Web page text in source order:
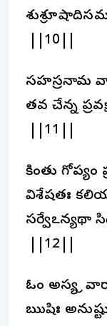
||10||
సహస్రనామ
తవ చేన్న
||11||
కింతు గోప్యం
విశేషతః
సర్వేఽన్యథా
||12||
ఓం అస్య శ్రీ
ఋషిః